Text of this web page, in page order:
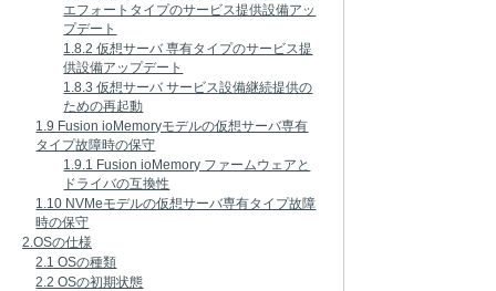
エフォートタイプのサービス提供設備アッ
プデート
1.8.2 仮想サーバ 専有タイプのサービス提
供設備アップデート
1.8.3 仮想サーバ サービス設備継続提供の
ための再起動
1.9 Fusion ioMemoryモデルの仮想サーバ専有
タイプ故障時の保守
1.9.1 Fusion ioMemory ファームウェアと
ドライバの互換性
1.10 NVMeモデルの仮想サーバ専有タイプ故障
時の保守
2.OSの仕様
2.1 OSの種類
2.2 OSの初期状態